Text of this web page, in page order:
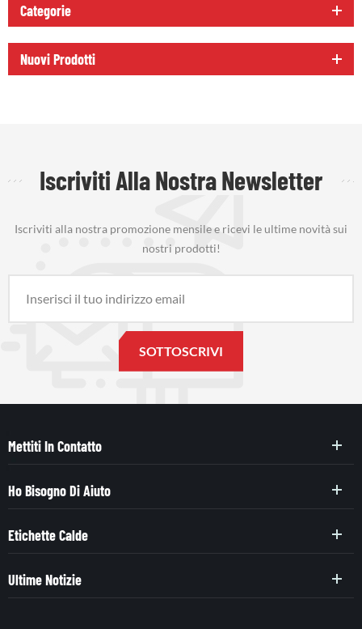
Categorie
Nuovi Prodotti
Iscriviti Alla Nostra Newsletter
Iscriviti alla nostra promozione mensile e ricevi le ultime novità sui
nostri prodotti!
Mettiti In Contatto
Ho Bisogno Di Aiuto
Etichette Calde
Ultime Notizie